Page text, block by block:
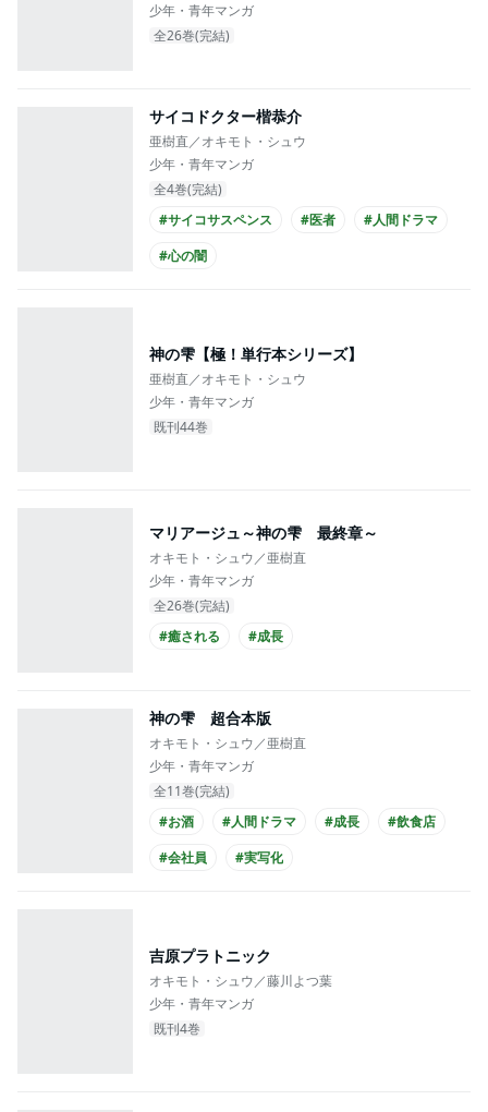
少年・青年マンガ
全26巻(完結)
サイコドクター楷恭介
亜樹直／オキモト・シュウ
少年・青年マンガ
全4巻(完結)
#サイコサスペンス
#医者
#人間ドラマ
#心の闇
神の雫【極！単行本シリーズ】
亜樹直／オキモト・シュウ
少年・青年マンガ
既刊44巻
マリアージュ～神の雫 最終章～
オキモト・シュウ／亜樹直
少年・青年マンガ
全26巻(完結)
#癒される
#成長
神の雫 超合本版
オキモト・シュウ／亜樹直
少年・青年マンガ
全11巻(完結)
#お酒
#人間ドラマ #成長
#飲食店
#会社員
#実写化
吉原プラトニック
オキモト・シュウ／藤川よつ葉
少年・青年マンガ
既刊4巻